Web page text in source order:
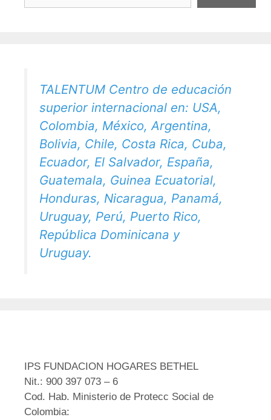
TALENTUM Centro de educación
superior internacional en: USA,
Colombia, México, Argentina,
Bolivia, Chile, Costa Rica, Cuba,
Ecuador, El Salvador, España,
Guatemala, Guinea Ecuatorial,
Honduras, Nicaragua, Panamá,
Uruguay, Perú, Puerto Rico,
República Dominicana y
Uruguay.
IPS FUNDACION HOGARES BETHEL
Nit.: 900 397 073 – 6
Cod. Hab. Ministerio de Protecc Social de
Colombia: